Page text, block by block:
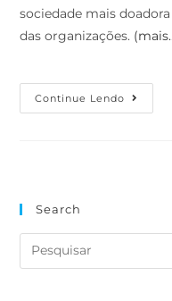
sociedade mais
das organizações.
Continue Lendo
Search